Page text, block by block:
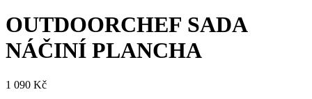
OUTDOORCHEF SADA
NÁČINÍ PLANCHA
1 090 Kč